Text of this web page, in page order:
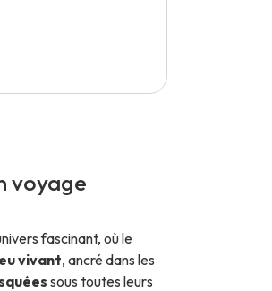
voyage
fascinant, où le
vivant, ancré dans les
sous toutes leurs